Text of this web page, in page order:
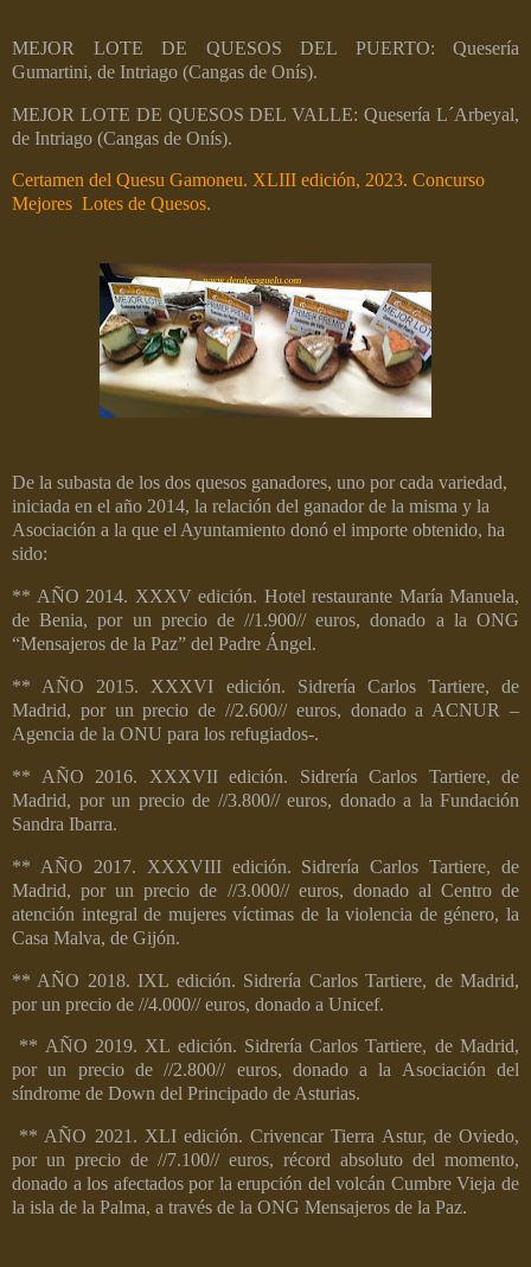
MEJOR LOTE DE QUESOS DEL PUERTO: Quesería
Gumartini, de Intriago (Cangas de Onís).
MEJOR LOTE DE QUESOS DEL VALLE: Quesería L´Arbeyal,
de Intriago (Cangas de Onís).
Certamen del Quesu Gamoneu. XLIII edición, 2023. Concurso
Mejores Lotes de Quesos.
De la subasta de los dos quesos ganadores, uno por cada variedad,
iniciada en el año 2014, la relación del ganador de la misma y la
Asociación a la que el Ayuntamiento donó el importe obtenido, ha
sido:
** AÑO 2014. XXXV edición. Hotel restaurante María Manuela,
de Benia, por un precio de //1.900// euros, donado a la ONG
“Mensajeros de la Paz” del Padre Ángel.
** AÑO 2015. XXXVI edición. Sidrería Carlos Tartiere, de
Madrid, por un precio de //2.600// euros, donado a ACNUR –
Agencia de la ONU para los refugiados-.
** AÑO 2016. XXXVII edición. Sidrería Carlos Tartiere, de
Madrid, por un precio de //3.800// euros, donado a la Fundación
Sandra Ibarra.
** AÑO 2017. XXXVIII edición. Sidrería Carlos Tartiere, de
Madrid, por un precio de //3.000// euros, donado al Centro de
atención integral de mujeres víctimas de la violencia de género, la
Casa Malva, de Gijón.
** AÑO 2018. IXL edición. Sidrería Carlos Tartiere, de Madrid,
por un precio de //4.000// euros, donado a Unicef.
** AÑO 2019. XL edición. Sidrería Carlos Tartiere, de Madrid,
por un precio de //2.800// euros, donado a la Asociación del
síndrome de Down del Principado de Asturias.
** AÑO 2021. XLI edición.Crivencar Tierra Astur, de Oviedo,
por un precio de //7.100// euros, récord absoluto del momento,
donado a los afectados por la erupción del volcán Cumbre Vieja de
la isla de la Palma, a través de la ONG Mensajeros de la Paz.